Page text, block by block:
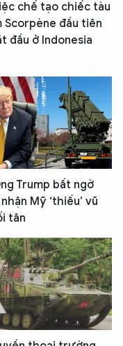
chế tạo chiếc tàu
Scorpène đầu tiên
đầu ở Indonesia
Trump bất ngờ
Mỹ ‘thiếu’ vũ
tân
cần biết về
hỗ trợ!